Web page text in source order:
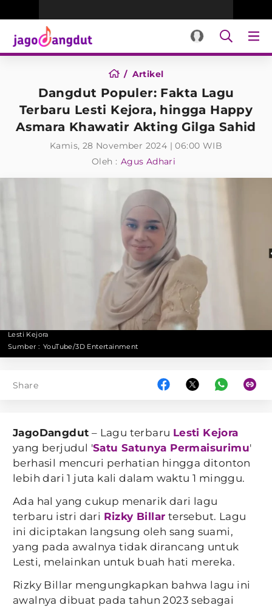
Artikel
Dangdut Populer: Fakta Lagu
Terbaru Lesti Kejora, hingga Happy
Asmara Khawatir Akting Gilga Sahid
Kamis, 28 November 2024 | 06:00 WIB
Oleh : Agus Adhari
Lesti Kejora
Sumber : YouTube/3D Entertainment
Share
JagoDangdut – Lagu terbaru Lesti Kejora
yang berjudul 'Satu Satunya Permaisurimu'
berhasil mencuri perhatian hingga ditonton
lebih dari 1 juta kali dalam waktu 1 minggu.
Ada hal yang cukup menarik dari lagu
terbaru istri dari Rizky Billar tersebut. Lagu
ini diciptakan langsung oleh sang suami,
yang pada awalnya tidak dirancang untuk
Lesti, melainkan untuk buah hati mereka.
Rizky Billar mengungkapkan bahwa lagu ini
awalnya dibuat pada tahun 2023 sebagai